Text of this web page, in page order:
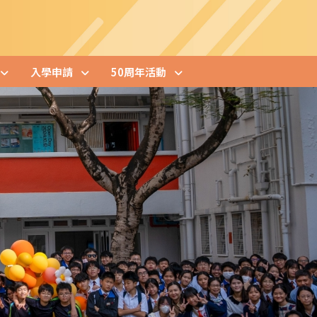
入學申請 50周年活動